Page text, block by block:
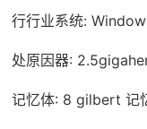
行行业系统:
处原因器:
记忆体: 8 gilbert 记